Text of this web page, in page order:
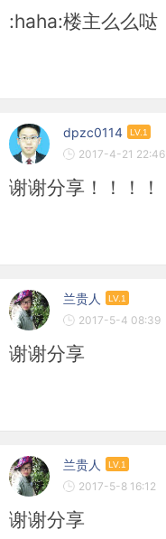
:haha:楼主么么哒
dpzc0114 LV.1
2017-4-21 22:46
谢谢分享！！！！
兰贵人 LV.1
2017-5-4 08:39
谢谢分享
兰贵人 LV.1
2017-5-8 16:12
谢谢分享